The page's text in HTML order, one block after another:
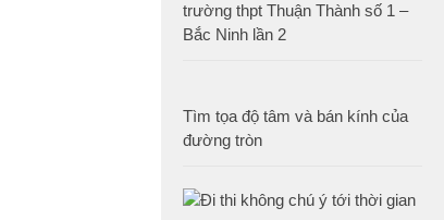
trường thpt Thuận Thành số 1 –
Bắc Ninh lần 2
Tìm tọa độ tâm và bán kính của
đường tròn